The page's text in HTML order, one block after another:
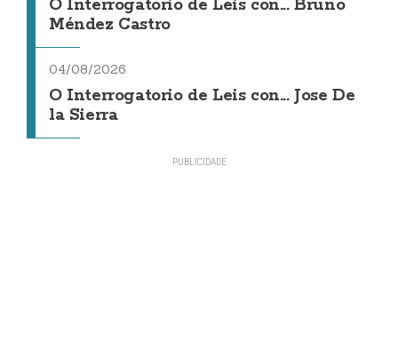
O Interrogatorio de Leis con... Bruno
Méndez Castro
04/08/2026
O Interrogatorio de Leis con... Jose De
la Sierra